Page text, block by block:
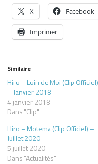
X Facebook
Imprimer
Similaire
Hiro – Loin de Moi (Clip Officiel)
– Janvier 2018
4 janvier 2018
Dans "Clip"
Hiro – Motema (Clip Officiel) –
Juillet 2020
5 juillet 2020
Dans "Actualités"